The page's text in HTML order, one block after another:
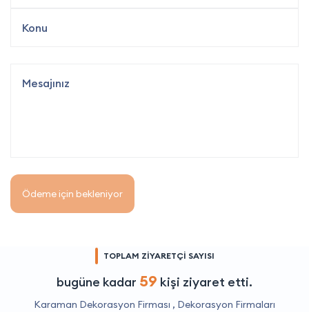
Ödeme için bekleniyor
TOPLAM ZİYARETÇİ SAYISI
bugüne kadar 59 kişi ziyaret etti.
Karaman Dekorasyon Firması , Dekorasyon Firmaları